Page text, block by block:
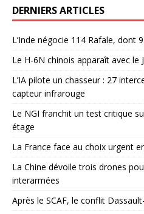
DERNIERS ARTICLES
L’Inde négocie 114 Rafale, dont
Le H-6N chinois apparaît avec le
L’IA pilote un chasseur : 27
capteur infrarouge
Le NGI franchit un test critique
étage
La France face au choix urgent
La Chine dévoile trois drones
interarmées
Après le SCAF, le conflit